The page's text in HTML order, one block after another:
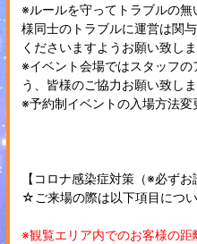
※ルールを守ってトラブルの
様同士のトラブルに運営は関
くださいますようお願い致しま
※イベント会場ではスタッフ
う、皆様のご協力お願い致しま
※予約制イベントの入場方法変
【コロナ感染症対策（※必ずお
☆ご来場の際は以下項目につ
※観覧エリア内でのお客様の